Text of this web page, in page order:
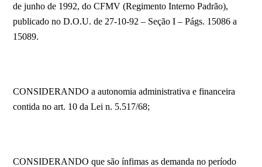
de junho de 1992, do CFMV (Regimento Interno Padrão),
publicado no D.O.U. de 27-10-92 – Seção I – Págs. 15086 a
15089.
CONSIDERANDO a autonomia administrativa e financeira
contida no art. 10 da Lei n. 5.517/68;
CONSIDERANDO que são ínfimas as demanda no período